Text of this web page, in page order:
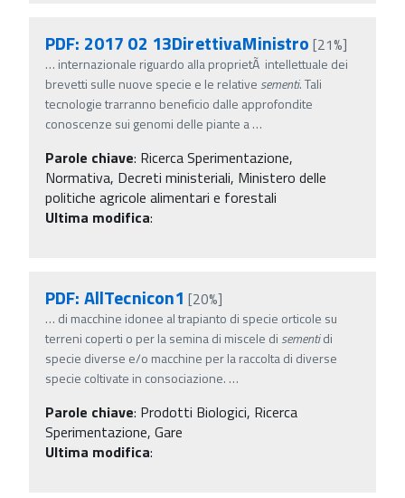
PDF: 2017 02 13DirettivaMinistro [21%]
… internazionale riguardo alla proprietÃ intellettuale dei
brevetti sulle nuove specie e le relative sementi. Tali
tecnologie trarranno beneficio dalle approfondite
conoscenze sui genomi delle piante a…
Parole chiave: Ricerca Sperimentazione,
Normativa, Decreti ministeriali, Ministero delle
politiche agricole alimentari e forestali
Ultima modifica:
PDF: AllTecnicon1 [20%]
… di macchine idonee al trapianto di specie orticole su
terreni coperti o per la semina di miscele di sementidi
specie diverse e/o macchine per la raccolta di diverse
specie coltivate in consociazione. …
Parole chiave: Prodotti Biologici, Ricerca
Sperimentazione, Gare
Ultima modifica: